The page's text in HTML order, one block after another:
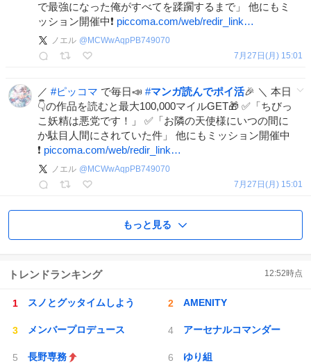
で最強になった俺がすべてを蹂躙するまで」 他にもミ
ッション開催中❗️ piccoma.com/web/redir_link…
ノエル @ MCWwAqpPB749070
7月27日(月) 15:01
／ #ピッコマ で毎日📣 #マンガ読んでポイ活🎉 ＼ 本日
👇の作品を読むと最大100,000マイルGET🎁 ✅「ちびっ
こ妖精は悪党です！」 ✅「お隣の天使様にいつの間に
か駄目人間にされていた件」 他にもミッション開催中
❗️ piccoma.com/web/redir_link…
ノエル @ MCWwAqpPB749070
7月27日(月) 15:01
もっと見る
トレンドランキング 12:52時点
スノとグッタイムしよう AMENITY
メンバープロデュース アーセナルコマンダー
長野専務 ゆり組